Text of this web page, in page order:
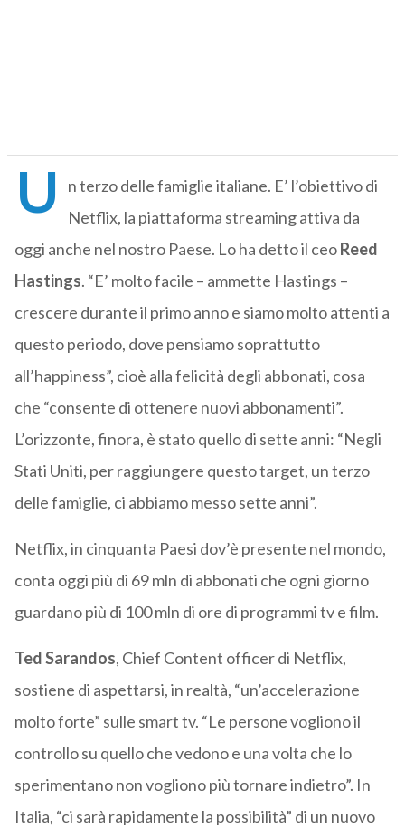
U
n terzo delle famiglie italiane. E’ l’obiettivo di
Netflix, la piattaforma streaming attiva da
oggi anche nel nostro Paese. Lo ha detto il ceoReed
Hastings. “E’ molto facile – ammette Hastings –
crescere durante il primo anno e siamo molto attenti a
questo periodo, dove pensiamo soprattutto
all’happiness”, cioè alla felicità degli abbonati, cosa
che “consente di ottenere nuovi abbonamenti”.
L’orizzonte, finora, è stato quello di sette anni: “Negli
Stati Uniti, per raggiungere questo target, un terzo
delle famiglie, ci abbiamo messo sette anni”.
Netflix, in cinquanta Paesi dov’è presente nel mondo,
conta oggi più di 69 mln di abbonati che ogni giorno
guardano più di 100 mln di ore di programmi tv e film.
Ted Sarandos, Chief Content officer di Netflix,
sostiene di aspettarsi, in realtà, “un’accelerazione
molto forte” sulle smart tv. “Le persone vogliono il
controllo su quello che vedono e una volta che lo
sperimentano non vogliono più tornare indietro”. In
Italia, “ci sarà rapidamente la possibilità” di un nuovo